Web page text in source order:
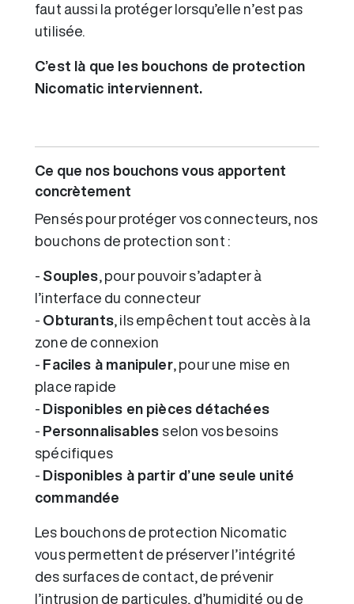
faut aussi la protéger lorsqu’elle n’est pas
utilisée.
C’est là que les bouchons de protection
Nicomatic interviennent.
Ce que nos bouchons vous apportent
concrètement
Pensés pour protéger vos connecteurs, nos
bouchons de protection sont :
- Souples , pour pouvoir s’adapter à
l’interface du connecteur
- Obturants , ils empêchent tout accès à la
zone de connexion
- Faciles à manipuler, pour une mise en
place rapide
- Disponibles en pièces détachées
- Personnalisables selon vos besoins
spécifiques
- Disponibles à partir d’une seule unité
commandée
Les bouchons de protection Nicomatic
vous permettent de préserver l’intégrité
des surfaces de contact, de prévenir
l’intrusion de particules, d’humidité ou de